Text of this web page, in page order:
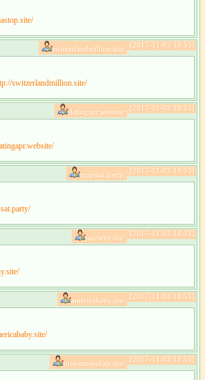
[2017-11-03 18:53]
switzerlandmillion.site:
switzerlandmillion.site/
[2017-11-03 18:53]
datingapr.website:
[2017-11-03 18:53]
mapssat.party:
[2017-11-03 18:53]
jazzwhy.site:
[2017-11-03 18:53]
americababy.site:
[2017-11-03 18:53]
investmentdate.site: